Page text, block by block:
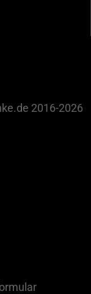
2016-2026